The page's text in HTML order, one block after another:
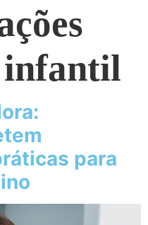
infantil
para